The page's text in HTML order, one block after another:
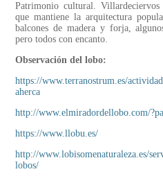
Patrimonio cultural.
que mantiene la arquitectura
balcones de madera y forja,
pero todos con encanto.
Observación del lobo:
https://www.terranostrum.es/
aherca
http://www.elmiradordellobo.com/
https://www.llobu.es/
http://www.lobisomenaturaleza.es/
lobos/